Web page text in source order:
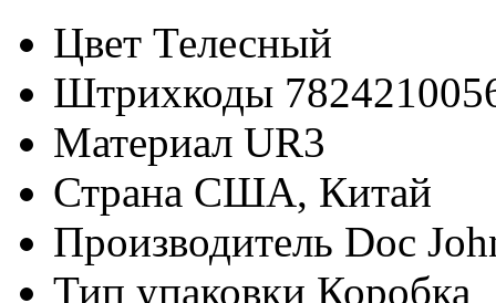
Цвет Телесный
Штрихкоды
Материал UR3
Страна США, Китай
Производитель Doc
Тип упаковки Коробка